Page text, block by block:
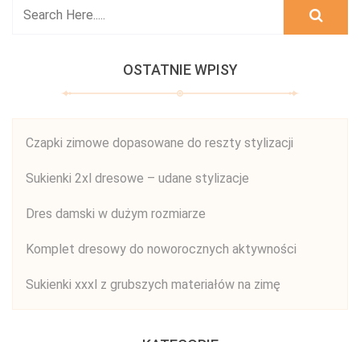
OSTATNIE WPISY
Czapki zimowe dopasowane do reszty stylizacji
Sukienki 2xl dresowe – udane stylizacje
Dres damski w dużym rozmiarze
Komplet dresowy do noworocznych aktywności
Sukienki xxxl z grubszych materiałów na zimę